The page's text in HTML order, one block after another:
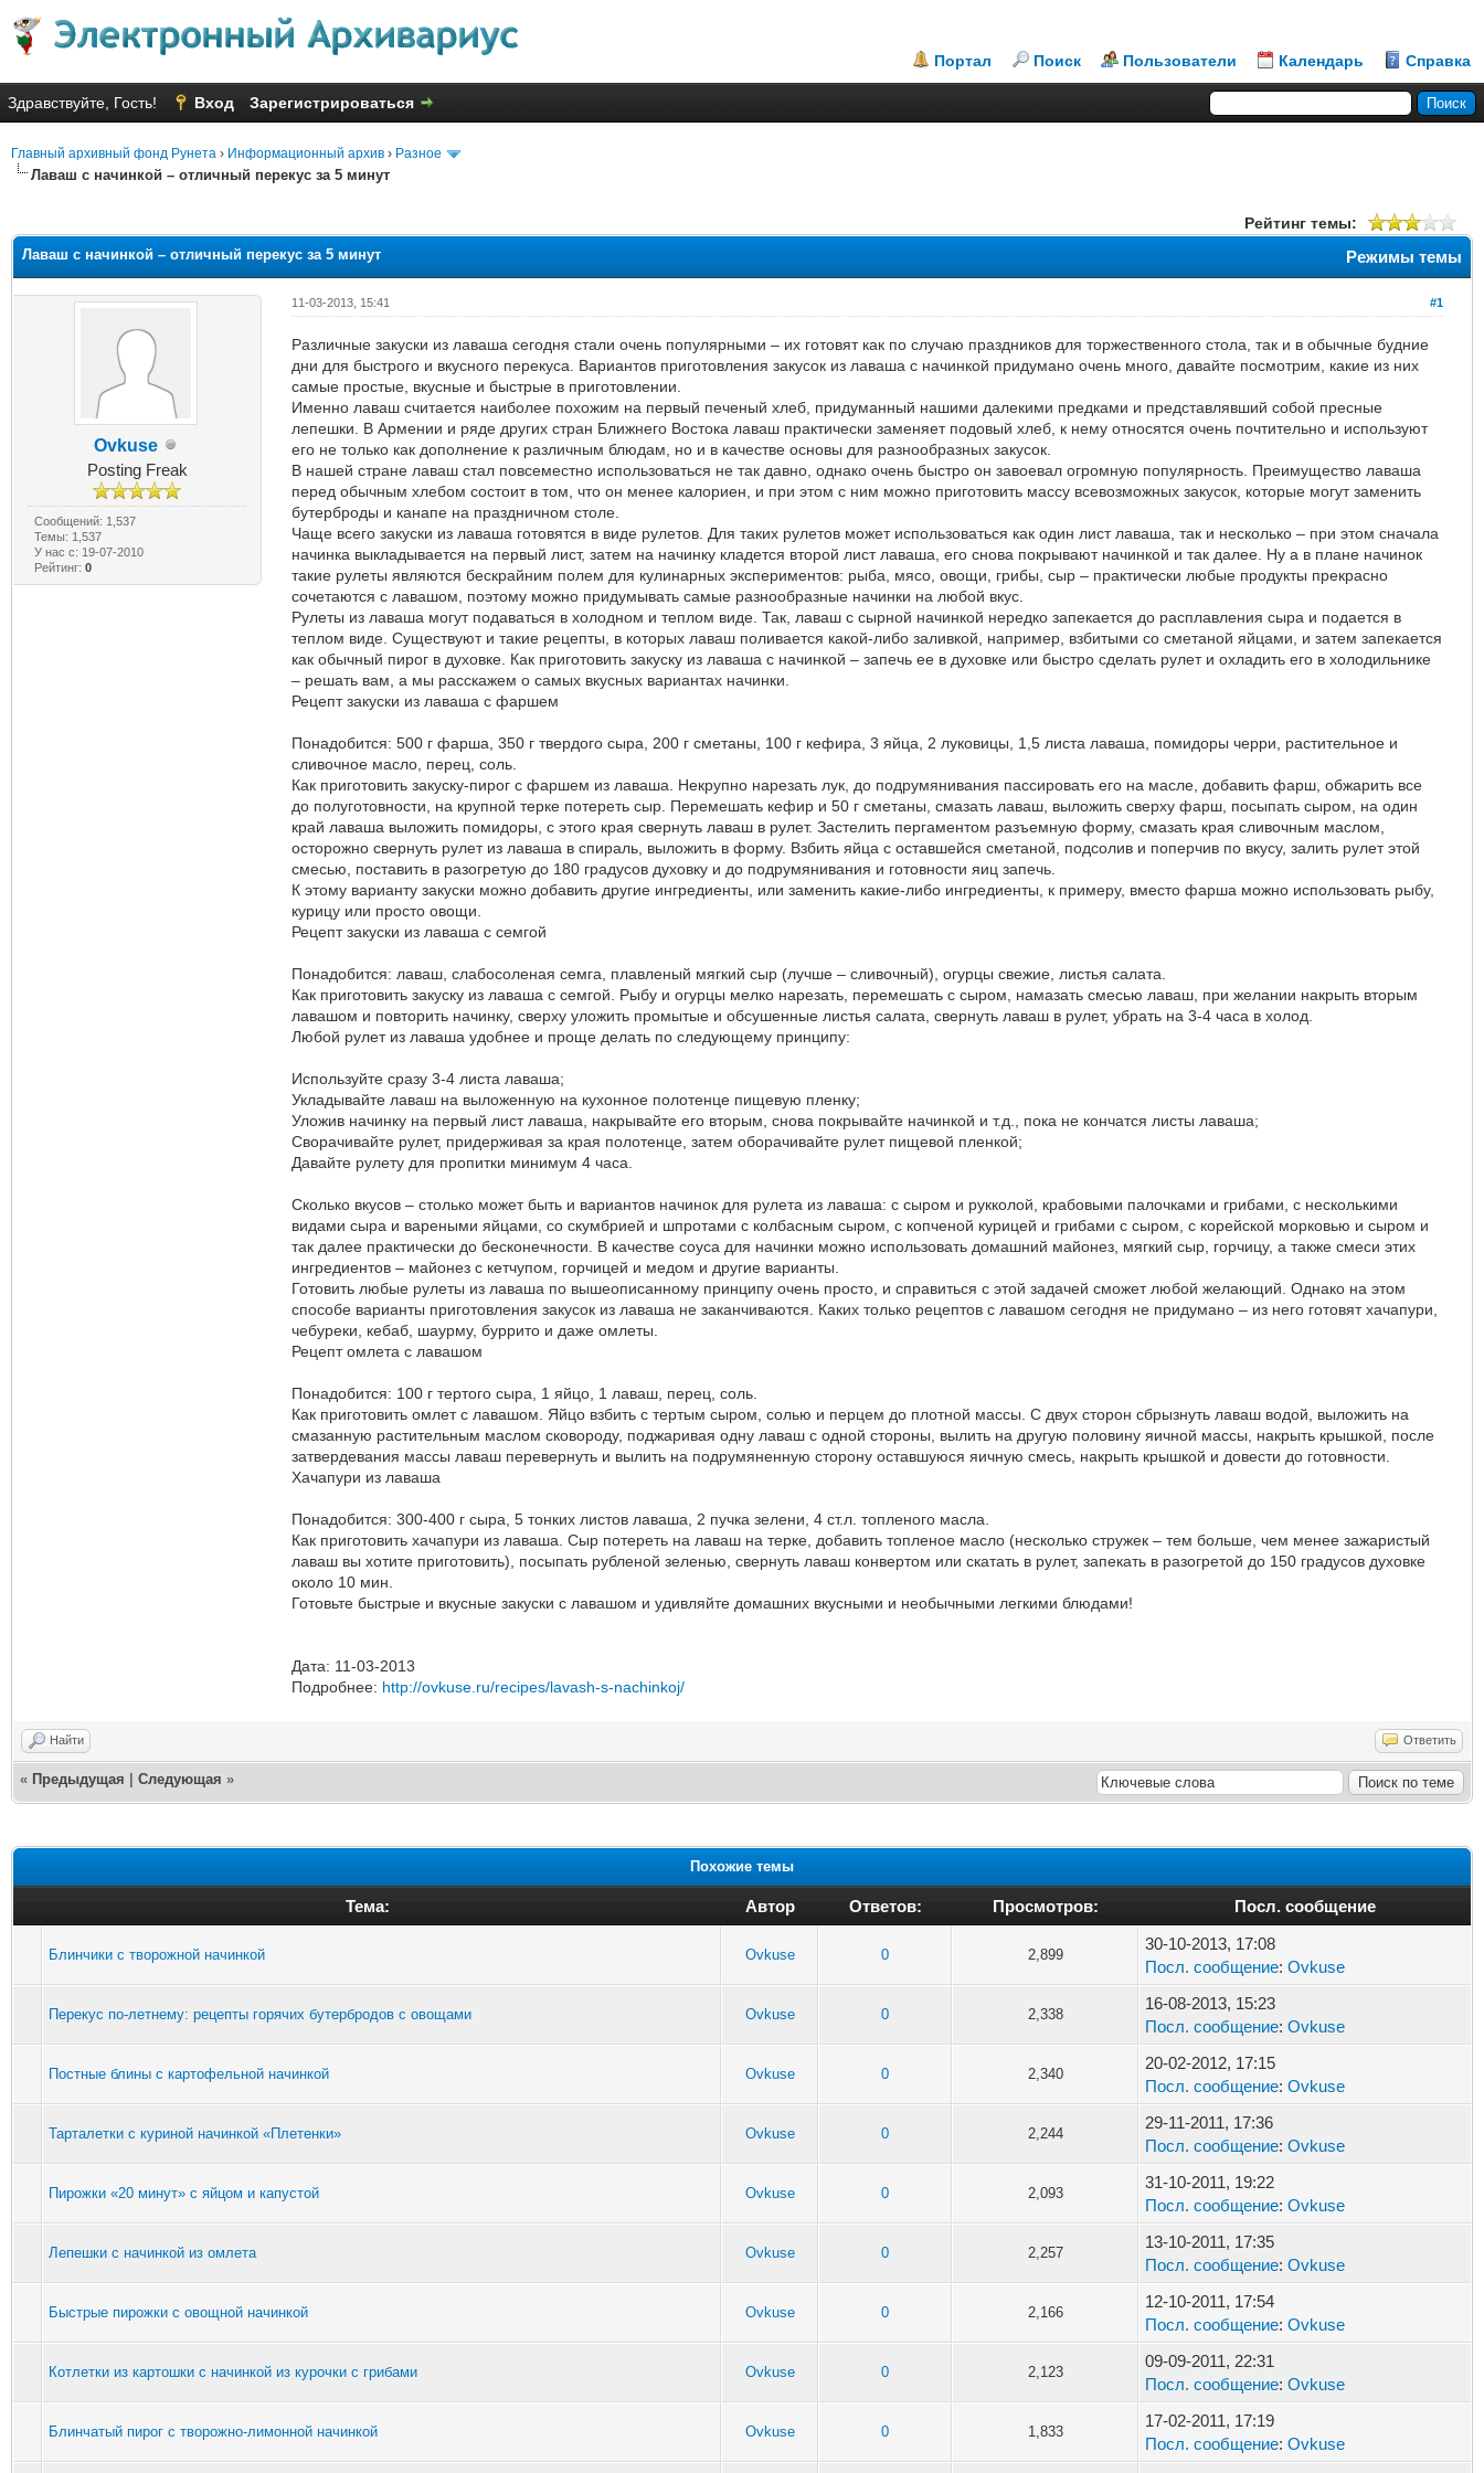
Портал Поиск Пользователи Календарь Справка
Здравствуйте, Гость! Вход Зарегистрироваться
Главный архивный фонд Рунета › Информационный архив › Разное
Лаваш с начинкой – отличный перекус за 5 минут
Рейтинг темы:
Режимы темы
Лаваш с начинкой – отличный перекус за 5 минут
Ovkuse
Posting Freak
Сообщений: 1,537
Темы: 1,537
У нас с: 19-07-2010
Рейтинг:0
#1
11-03-2013, 15:41
Различные закуски из лаваша сегодня стали очень популярными – их готовят как по случаю праздников для торжественного стола, так и в обычные будние
дни для быстрого и вкусного перекуса. Вариантов приготовления закусок из лаваша с начинкой придумано очень много, давайте посмотрим, какие из них
самые простые, вкусные и быстрые в приготовлении.
Именно лаваш считается наиболее похожим на первый печеный хлеб, придуманный нашими далекими предками и представлявший собой пресные
лепешки. В Армении и ряде других стран Ближнего Востока лаваш практически заменяет подовый хлеб, к нему относятся очень почтительно и используют
его не только как дополнение к различным блюдам, но и в качестве основы для разнообразных закусок.
В нашей стране лаваш стал повсеместно использоваться не так давно, однако очень быстро он завоевал огромную популярность. Преимущество лаваша
перед обычным хлебом состоит в том, что он менее калориен, и при этом с ним можно приготовить массу всевозможных закусок, которые могут заменить
бутерброды и канапе на праздничном столе.
Чаще всего закуски из лаваша готовятся в виде рулетов. Для таких рулетов может использоваться как один лист лаваша, так и несколько – при этом сначала
начинка выкладывается на первый лист, затем на начинку кладется второй лист лаваша, его снова покрывают начинкой и так далее. Ну а в плане начинок
такие рулеты являются бескрайним полем для кулинарных экспериментов: рыба, мясо, овощи, грибы, сыр – практически любые продукты прекрасно
сочетаются с лавашом, поэтому можно придумывать самые разнообразные начинки на любой вкус.
Рулеты из лаваша могут подаваться в холодном и теплом виде. Так, лаваш с сырной начинкой нередко запекается до расплавления сыра и подается в
теплом виде. Существуют и такие рецепты, в которых лаваш поливается какой-либо заливкой, например, взбитыми со сметаной яйцами, и затем запекается
как обычный пирог в духовке. Как приготовить закуску из лаваша с начинкой – запечь ее в духовке или быстро сделать рулет и охладить его в холодильнике
– решать вам, а мы расскажем о самых вкусных вариантах начинки.
Рецепт закуски из лаваша с фаршем
Понадобится: 500 г фарша, 350 г твердого сыра, 200 г сметаны, 100 г кефира, 3 яйца, 2 луковицы, 1,5 листа лаваша, помидоры черри, растительное и
сливочное масло, перец, соль.
Как приготовить закуску-пирог с фаршем из лаваша. Некрупно нарезать лук, до подрумянивания пассировать его на масле, добавить фарш, обжарить все
до полуготовности, на крупной терке потереть сыр. Перемешать кефир и 50 г сметаны, смазать лаваш, выложить сверху фарш, посыпать сыром, на один
край лаваша выложить помидоры, с этого края свернуть лаваш в рулет. Застелить пергаментом разъемную форму, смазать края сливочным маслом,
осторожно свернуть рулет из лаваша в спираль, выложить в форму. Взбить яйца с оставшейся сметаной, подсолив и поперчив по вкусу, залить рулет этой
смесью, поставить в разогретую до 180 градусов духовку и до подрумянивания и готовности яиц запечь.
К этому варианту закуски можно добавить другие ингредиенты, или заменить какие-либо ингредиенты, к примеру, вместо фарша можно использовать рыбу,
курицу или просто овощи.
Рецепт закуски из лаваша с семгой
Понадобится: лаваш, слабосоленая семга, плавленый мягкий сыр (лучше – сливочный), огурцы свежие, листья салата.
Как приготовить закуску из лаваша с семгой. Рыбу и огурцы мелко нарезать, перемешать с сыром, намазать смесью лаваш, при желании накрыть вторым
лавашом и повторить начинку, сверху уложить промытые и обсушенные листья салата, свернуть лаваш в рулет, убрать на 3-4 часа в холод.
Любой рулет из лаваша удобнее и проще делать по следующему принципу:
Используйте сразу 3-4 листа лаваша;
Укладывайте лаваш на выложенную на кухонное полотенце пищевую пленку;
Уложив начинку на первый лист лаваша, накрывайте его вторым, снова покрывайте начинкой и т.д., пока не кончатся листы лаваша;
Сворачивайте рулет, придерживая за края полотенце, затем оборачивайте рулет пищевой пленкой;
Давайте рулету для пропитки минимум 4 часа.
Сколько вкусов – столько может быть и вариантов начинок для рулета из лаваша: с сыром и рукколой, крабовыми палочками и грибами, с несколькими
видами сыра и вареными яйцами, со скумбрией и шпротами с колбасным сыром, с копченой курицей и грибами с сыром, с корейской морковью и сыром и
так далее практически до бесконечности. В качестве соуса для начинки можно использовать домашний майонез, мягкий сыр, горчицу, а также смеси этих
ингредиентов – майонез с кетчупом, горчицей и медом и другие варианты.
Готовить любые рулеты из лаваша по вышеописанному принципу очень просто, и справиться с этой задачей сможет любой желающий. Однако на этом
способе варианты приготовления закусок из лаваша не заканчиваются. Каких только рецептов с лавашом сегодня не придумано – из него готовят хачапури,
чебуреки, кебаб, шаурму, буррито и даже омлеты.
Рецепт омлета с лавашом
Понадобится: 100 г тертого сыра, 1 яйцо, 1 лаваш, перец, соль.
Как приготовить омлет с лавашом. Яйцо взбить с тертым сыром, солью и перцем до плотной массы. С двух сторон сбрызнуть лаваш водой, выложить на
смазанную растительным маслом сковороду, поджаривая одну лаваш с одной стороны, вылить на другую половину яичной массы, накрыть крышкой, после
затвердевания массы лаваш перевернуть и вылить на подрумяненную сторону оставшуюся яичную смесь, накрыть крышкой и довести до готовности.
Хачапури из лаваша
Понадобится: 300-400 г сыра, 5 тонких листов лаваша, 2 пучка зелени, 4 ст.л. топленого масла.
Как приготовить хачапури из лаваша. Сыр потереть на лаваш на терке, добавить топленое масло (несколько стружек – тем больше, чем менее зажаристый
лаваш вы хотите приготовить), посыпать рубленой зеленью, свернуть лаваш конвертом или скатать в рулет, запекать в разогретой до 150 градусов духовке
около 10 мин.
Готовьте быстрые и вкусные закуски с лавашом и удивляйте домашних вкусными и необычными легкими блюдами!
Дата: 11-03-2013
Подробнее: http://ovkuse.ru/recipes/lavash-s-nachinkoj/
Найти Ответить
« Предыдущая Следующая »
Похожие темы
Тема: Автор Ответов: Просмотров: Посл. сообщение
Блинчики с творожной начинкой Ovkuse 0 2,899
30-10-2013, 17:08
Посл. сообщение: Ovkuse
Перекус по-летнему: рецепты горячих бутербродов с овощами Ovkuse 0 2,338
16-08-2013, 15:23
Посл. сообщение: Ovkuse
Постные блины с картофельной начинкой Ovkuse 0 2,340
20-02-2012, 17:15
Посл. сообщение: Ovkuse
Тарталетки с куриной начинкой «Плетенки» Ovkuse 0 2,244
29-11-2011, 17:36
Посл. сообщение: Ovkuse
Пирожки «20 минут» с яйцом и капустой Ovkuse 0 2,093
31-10-2011, 19:22
Посл. сообщение: Ovkuse
Лепешки с начинкой из омлета Ovkuse 0 2,257
13-10-2011, 17:35
Посл. сообщение: Ovkuse
Быстрые пирожки с овощной начинкой Ovkuse 0 2,166
12-10-2011, 17:54
Посл. сообщение: Ovkuse
Котлетки из картошки с начинкой из курочки с грибами Ovkuse 0 2,123
09-09-2011, 22:31
Посл. сообщение: Ovkuse
Блинчатый пирог с творожно-лимонной начинкой Ovkuse 0 1,833
17-02-2011, 17:19
Посл. сообщение: Ovkuse